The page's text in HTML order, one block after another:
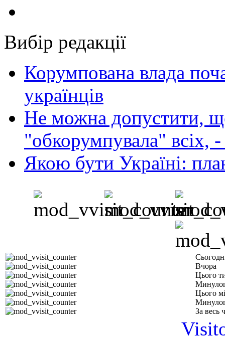
Вибір редакції
Корумпована влада
українців
Не можна допустити,
"обкорумпувала" всіх,
Якою бути Україні:
Вчора
Цього
Цього
За весь